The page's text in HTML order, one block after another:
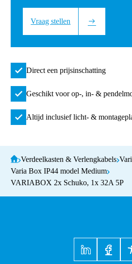
Vraag stellen
Direct een prijsinschatting
Geschikt voor op-, in- &
Altijd inclusief licht- &
Verdeelkasten & Verlengkabels
Varia Box IP44 model Medium
VARIABOX 2x Schuko, 1x 32A 5P